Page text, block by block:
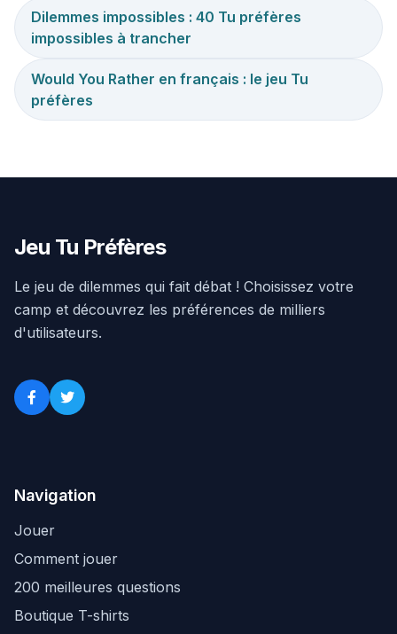
Dilemmes impossibles : 40 Tu préfères
impossibles à trancher
Would You Rather en français : le jeu Tu
préfères
Jeu Tu Préfères
Le jeu de dilemmes qui fait débat ! Choisissez votre
camp et découvrez les préférences de milliers
d'utilisateurs.
Navigation
Jouer
Comment jouer
200 meilleures questions
Boutique T-shirts